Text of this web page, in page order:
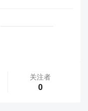
关注者
0